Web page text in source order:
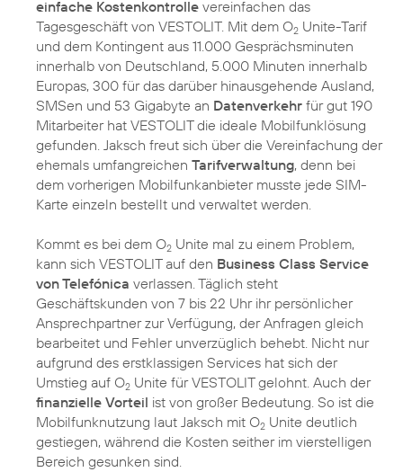
einfache Kostenkontrolle vereinfachen das
Tagesgeschäft von VESTOLIT. Mit dem O2 Unite-Tarif
und dem Kontingent aus 11.000 Gesprächsminuten
innerhalb von Deutschland, 5.000 Minuten innerhalb
Europas, 300 für das darüber hinausgehende Ausland,
SMSen und 53 Gigabyte an Datenverkehr für gut 190
Mitarbeiter hat VESTOLIT die ideale Mobilfunklösung
gefunden. Jaksch freut sich über die Vereinfachung der
ehemals umfangreichen Tarifverwaltung, denn bei
dem vorherigen Mobilfunkanbieter musste jede SIM-
Karte einzeln bestellt und verwaltet werden.
Kommt es bei dem O2 Unite mal zu einem Problem,
kann sich VESTOLIT auf den Business Class Service
von Telefónica verlassen. Täglich steht
Geschäftskunden von 7 bis 22 Uhr ihr persönlicher
Ansprechpartner zur Verfügung, der Anfragen gleich
bearbeitet und Fehler unverzüglich behebt. Nicht nur
aufgrund des erstklassigen Services hat sich der
Umstieg auf O2 Unite für VESTOLIT gelohnt. Auch der
finanzielle Vorteil ist von großer Bedeutung. So ist die
Mobilfunknutzung laut Jaksch mit O2 Unite deutlich
gestiegen, während die Kosten seither im vierstelligen
Bereich gesunken sind.